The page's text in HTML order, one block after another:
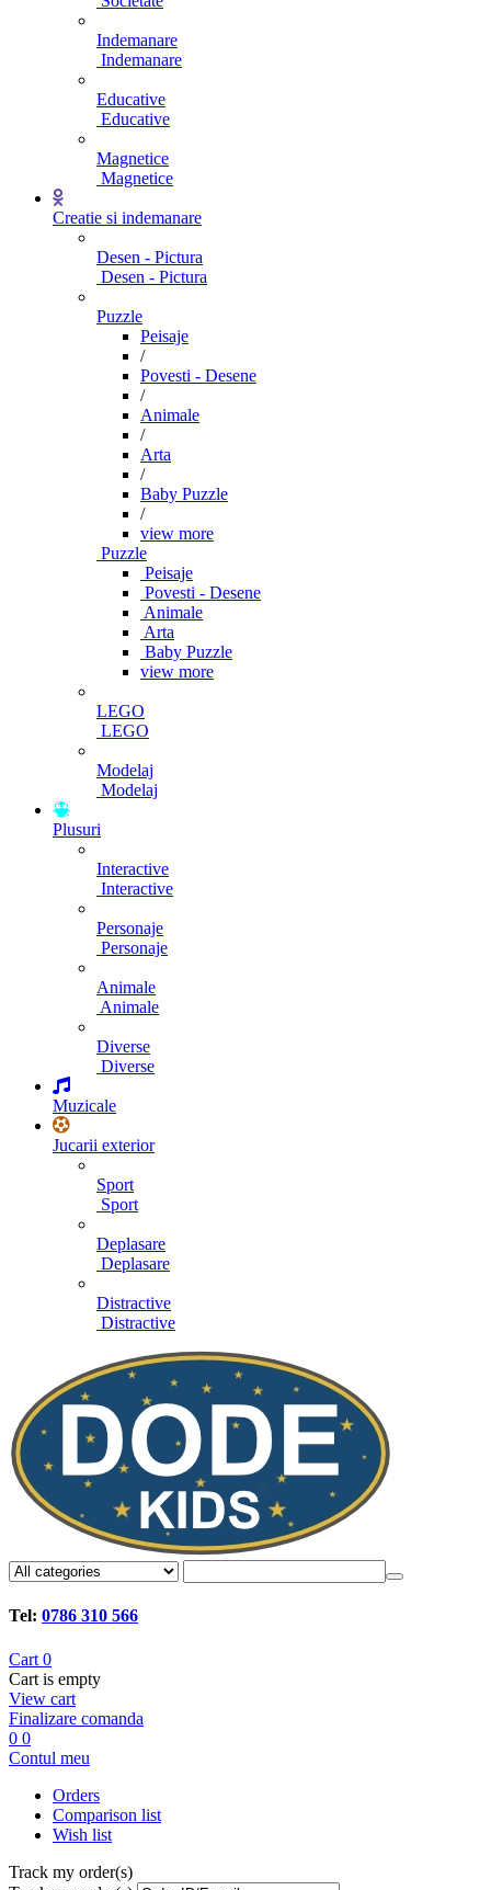
Indemanare
Indemanare
Educative
Educative
Magnetice
Magnetice
Creatie si indemanare
Desen - Pictura
Desen - Pictura
Puzzle
Peisaje
/
Povesti - Desene
/
Animale
/
Arta
/
Baby Puzzle
/
view more
Puzzle
Peisaje
Povesti - Desene
Animale
Arta
Baby Puzzle
view more
LEGO
LEGO
Modelaj
Modelaj
Plusuri
Interactive
Interactive
Personaje
Personaje
Animale
Animale
Diverse
Diverse
Muzicale
Jucarii exterior
Sport
Sport
Deplasare
Deplasare
Distractive
Distractive
Tel: 0786 310 566
Cart 0
Cart is empty
View cart
Finalizare comanda
0 0
Contul meu
Orders
Comparison list
Wish list
Track my order(s)